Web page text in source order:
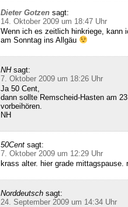
Dieter Gotzen sagt:
14. Oktober 2009 um 18:47 Uhr
Wenn ich es zeitlich hinkriege, kann
am Sonntag ins Allgäu
NH sagt:
7. Oktober 2009 um 18:26 Uhr
Ja 50 Cent,
dann sollte Remscheid-Hasten am
vorbeihören.
NH
50Cent sagt:
7. Oktober 2009 um 12:29 Uhr
krass alter. hier grade
Norddeutsch sagt:
24. September 2009 um 14:34 Uhr